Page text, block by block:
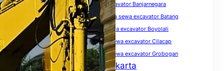
harga sewa excavator
harga sewa excavator Banjarnegara
harga sewa excavator Banyumas
harga sewa excavator Batang
harga sewa excavator Blora
harga sewa excavator Boyolali
harga sewa excavator Brebes
harga sewa excavator Cilacap
harga sewa excavator Demak
harga sewa excavator Grobogan
Harga Sewa Excavator Jakarta